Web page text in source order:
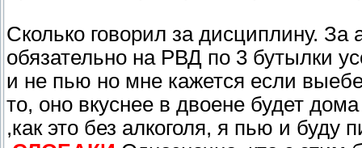
Сколько говорил за дисциплину.
обязательно на РВД по 3 бутылки
и не пью но мне кажется если
то, оно вкуснее в двоене будет
,как это без алкоголя, я пью и